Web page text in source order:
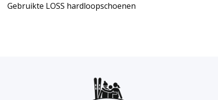
Gebruikte LOSS hardloopschoenen